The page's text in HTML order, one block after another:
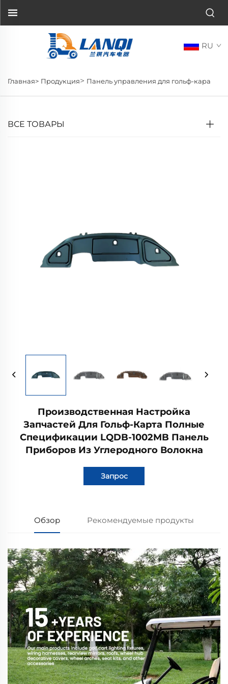
RU
Главная> Продукция> Панель управления для гольф-кара
ВСЕ ТОВАРЫ
Производственная Настройка
Запчастей Для Гольф-Карта Полные
Спецификации LQDB-1002MB Панель
Приборов Из Углеродного Волокна
Запрос
Обзор Рекомендуемые продукты